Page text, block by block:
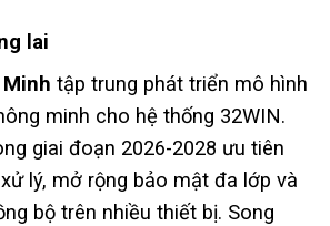
lai
Minh tập trung phát triển mô hình
minh cho hệ thống 32WIN.
giai đoạn 2026-2028 ưu tiên
lý, mở rộng bảo mật đa lớp và
bộ trên nhiều thiết bị. Song